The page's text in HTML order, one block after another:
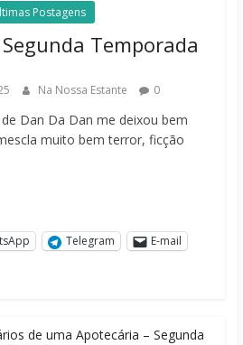
Postagens
Temporada
Na Nossa Estante 0
Dan Da Dan me deixou bem
muito bem terror, ficção
Telegram E-mail
de uma Apotecária – Segunda